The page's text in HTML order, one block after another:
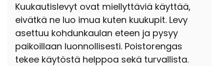
Kuukautislevyt ovat miellyttäviä käyttää,
eivätkä ne luo imua kuten kuukupit. Levy
asettuu kohdunkaulan eteen ja pysyy
paikoillaan luonnollisesti. Poistorengas
tekee käytöstä helppoa sekä turvallista.